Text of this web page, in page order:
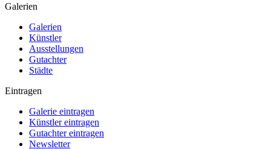
Galerien
Galerien
Künstler
Ausstellungen
Gutachter
Städte
Eintragen
Galerie eintragen
Künstler eintragen
Gutachter eintragen
Newsletter